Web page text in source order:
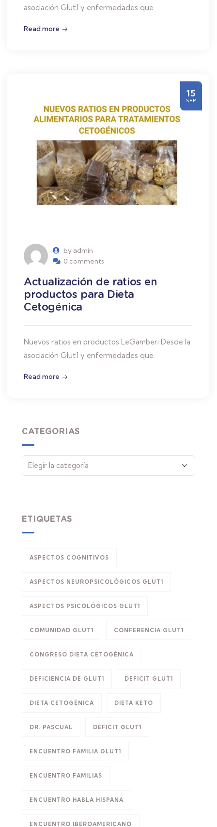
asociación Glut1 y enfermedades que
Read more
by admin
0 comments
Actualización de ratios en
productos para Dieta
Cetogénica
Nuevos ratios en productos LeGamberi Desde la
asociación Glut1 y enfermedades que
Read more
15
SEP
CATEGORIAS
ETIQUETAS
ASPECTOS COGNITIVOS
ASPECTOS NEUROPSICOLÓGICOS GLUT1
ASPECTOS PSICOLÓGICOS GLUT1
COMUNIDAD GLUT1 CONFERENCIA GLUT1
CONGRESO DIETA CETOGÉNICA
DEFICIENCIA DE GLUT1 DEFICIT GLUT1
DIETA CETOGÉNICA DIETA KETO
DR. PASCUAL DÉFICIT GLUT1
ENCUENTRO FAMILIA GLUT1
ENCUENTRO FAMILIAS
ENCUENTRO HABLA HISPANA
ENCUENTRO IBEROAMERICANO